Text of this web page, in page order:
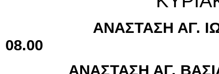
ΑΝΑΣΤΑΣΗ ΑΓ.
08.00
ΑΝΑΣΤΑΣΗ ΑΓ.